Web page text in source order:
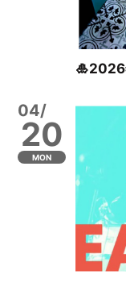
🎍2026
04/
20
MON